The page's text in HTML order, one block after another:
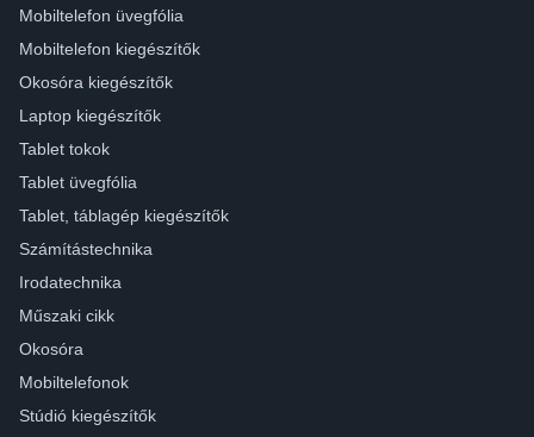
Mobiltelefon üvegfólia
Mobiltelefon kiegészítők
Okosóra kiegészítők
Laptop kiegészítők
Tablet tokok
Tablet üvegfólia
Tablet, táblagép kiegészítők
Számítástechnika
Irodatechnika
Műszaki cikk
Okosóra
Mobiltelefonok
Stúdió kiegészítők